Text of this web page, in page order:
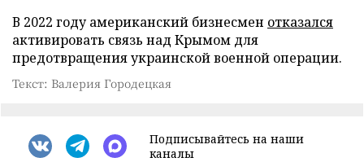
В 2022 году американский бизнесмен отказался
активировать связь над Крымом для
предотвращения украинской военной операции.
Текст: Валерия Городецкая
Подписывайтесь на наши
каналы